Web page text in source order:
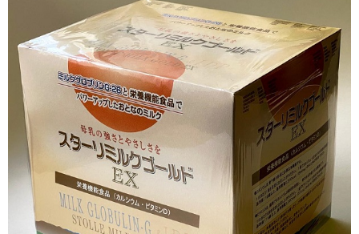
メンバー